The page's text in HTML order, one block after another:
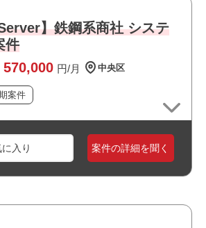
】鉄鋼系商社 システ
件
570,000 円/月 中央区
案件
案件の詳細を聞く
イント
ンジニア
員になってくださる方募集